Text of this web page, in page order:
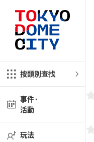
按類別查找
關閉返回
事件·
活動
玩法
關閉返回
（遊樂園）